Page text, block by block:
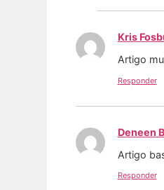
Kris
Artigo
Responder
Deneen
Artigo
Responder